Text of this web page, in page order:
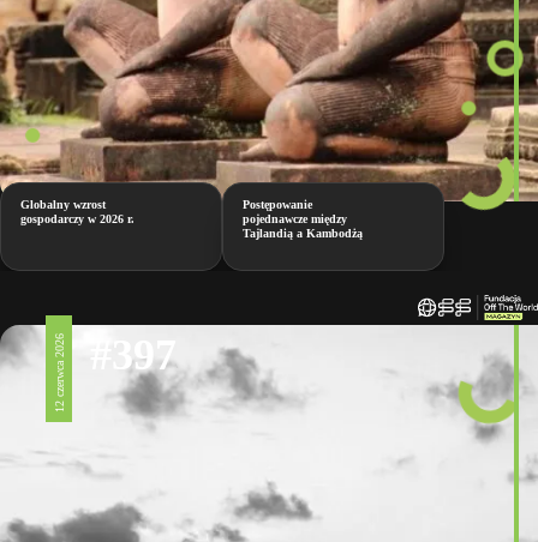
Globalny wzrost
gospodarczy w 2026 r.
Postępowanie
pojednawcze między
Tajlandią a Kambodżą
12 czerwca 2026 #397